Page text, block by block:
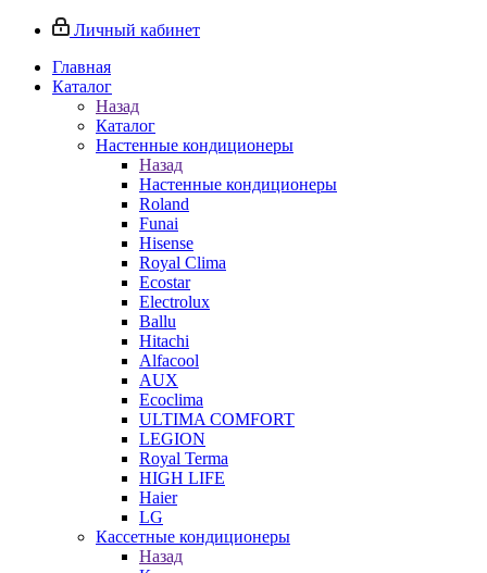
Личный кабинет
Главная
Каталог
Назад
Каталог
Настенные кондиционеры
Назад
Настенные кондиционеры
Roland
Funai
Hisense
Royal Clima
Ecostar
Electrolux
Ballu
Hitachi
Alfacool
AUX
Ecoclima
ULTIMA COMFORT
LEGION
Royal Terma
HIGH LIFE
Haier
LG
Кассетные кондиционеры
Назад